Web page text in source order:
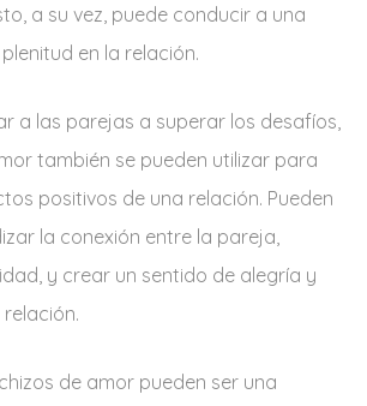
a su vez, puede conducir a una
en la relación.
a las parejas a superar los desafíos,
también se pueden utilizar para
positivos de una relación. Pueden
la conexión entre la pareja,
y crear un sentido de alegría y
de amor pueden ser una